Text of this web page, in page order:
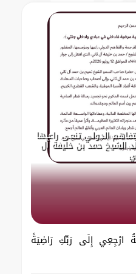
الدولي تنعى راعيها
الشيخ حمد بن خليفة آل
ارْجِعِي إِلَى رَبِّكِ رَاضِيَةً